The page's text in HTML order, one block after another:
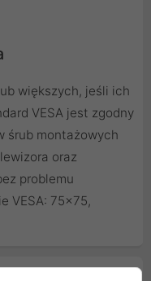
większych, jeśli ich
VESA jest zgodny
śrub montażowych
oraz
problemu
VESA: 75x75,